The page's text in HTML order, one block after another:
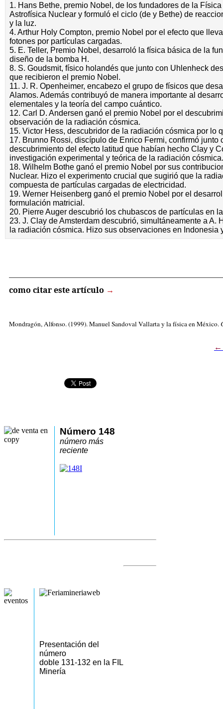
1. Hans Bethe, premio Nobel, de los fundadores de la
Astrofísica Nuclear y formuló el ciclo (de y Bethe) de
y la luz.
4. Arthur Holy Compton, premio Nobel por el efecto que
fotones por partículas cargadas.
5. E. Teller, Premio Nobel, desarroló la física básica de la
diseño de la bomba H.
8. S. Goudsmit, físico holandés que junto con Uhlenheck
que recibieron el premio Nobel.
11. J. R. Openheimer, encabezo el grupo de físicos que
Alamos. Además contribuyó de manera importante al
elementales y la teoría del campo cuántico.
12. Carl D. Andersen ganó el premio Nobel por el
observación de la radiación cósmica.
15. Victor Hess, descubridor de la radiación cósmica por lo
17. Brunno Rossi, discípulo de Enrico Fermi, confirmó junto
descubrimiento del efecto latitud que habían hecho Clay y
investigación experimental y teórica de la radiación cósmica.
18. Wilhelm Bothe ganó el premio Nobel por sus
Nuclear. Hizo el experimento crucial que sugirió que la
compuesta de partículas cargadas de electricidad.
19. Werner Heisenberg ganó el premio Nobel por el
formulación matricial.
20. Pierre Auger descubrió los chubascos de partículas en
23. J. Clay de Amsterdam descubrió, simultáneamente a A.
la radiación cósmica. Hizo sus observaciones en Indonesia
como citar este artículo →
Mondragón, Alfonso. (1999). Manuel Sandoval Vallarta y la física en México.
Número 148
número más
reciente
Presentación del
número
doble 131-132 en la FIL
Minería